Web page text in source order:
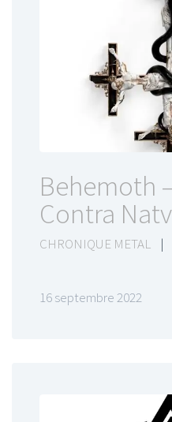
Behemoth
Contra
CHRONIQUE METAL |
16 septembre 2022